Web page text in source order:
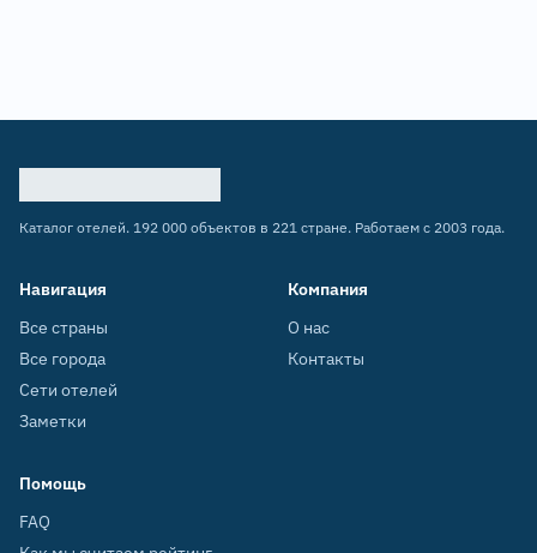
Каталог отелей. 192 000 объектов в 221 стране. Работаем с 2003 года.
Навигация
Все страны
Все города
Сети отелей
Заметки
Компания
О нас
Контакты
Помощь
FAQ